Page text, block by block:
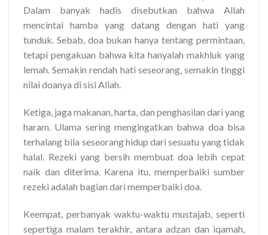
Dalam banyak hadis disebutkan bahwa Allah
mencintai hamba yang datang dengan hati yang
tunduk. Sebab, doa bukan hanya tentang permintaan,
tetapi pengakuan bahwa kita hanyalah makhluk yang
lemah. Semakin rendah hati seseorang, semakin tinggi
nilai doanya di sisi Allah.
Ketiga, jaga makanan, harta, dan penghasilan dari yang
haram. Ulama sering mengingatkan bahwa doa bisa
terhalang bila seseorang hidup dari sesuatu yang tidak
halal. Rezeki yang bersih membuat doa lebih cepat
naik dan diterima. Karena itu, memperbaiki sumber
rezeki adalah bagian dari memperbaiki doa.
Keempat, perbanyak waktu-waktu mustajab, seperti
sepertiga malam terakhir, antara adzan dan iqamah,